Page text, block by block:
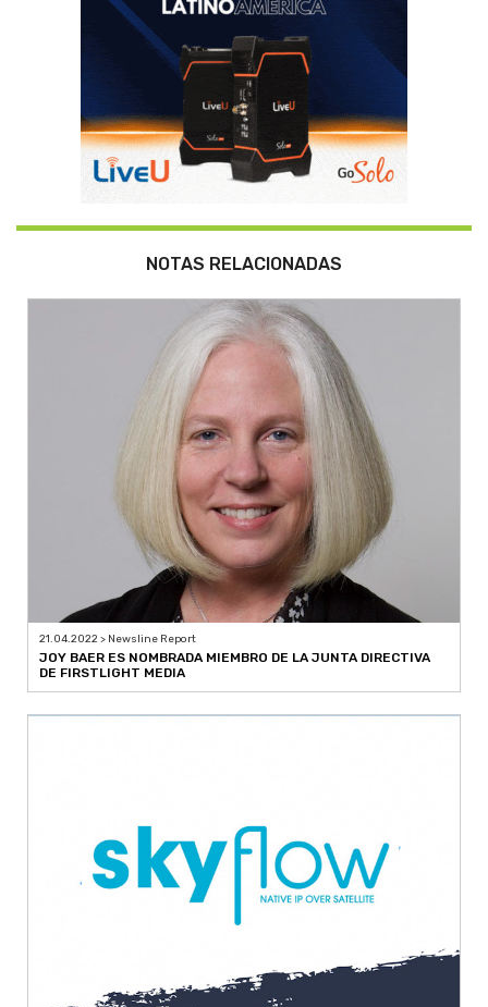
NOTAS RELACIONADAS
21.04.2022 > Newsline Report
JOY BAER ES NOMBRADA MIEMBRO DE LA JUNTA DIRECTIVA
DE FIRSTLIGHT MEDIA